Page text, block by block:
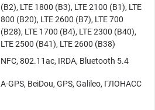
(B2), LTE 1800 (B3), LTE 2100 (B1), LTE
800 (B20), LTE 2600 (B7), LTE 700
(B28), LTE 1700 (B4), LTE 2300 (B40),
LTE 2500 (B41), LTE 2600 (B38)
NFC, 802.11ac, IRDA, Bluetooth 5.4
A-GPS, BeiDou, GPS, Galileo, ГЛОНАСС